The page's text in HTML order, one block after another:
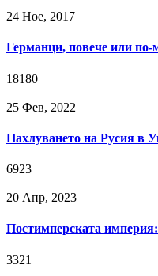
24 Ное, 2017
Германци, повече или по-
18180
25 Фев, 2022
Нахлуването на Русия в
6923
20 Апр, 2023
Постимперската
3321